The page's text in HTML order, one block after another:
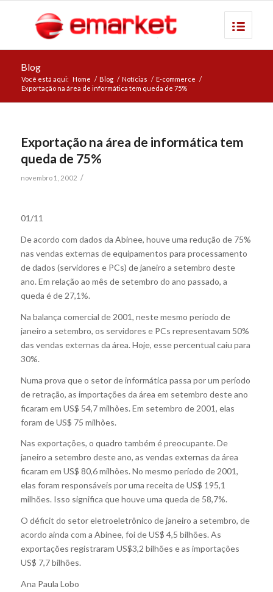
Blog
Você está aqui: Home / Blog / Notícias / E-commerce /
Exportação na área de informática tem queda de 75%
Exportação na área de informática tem
queda de 75%
novembro 1, 2002 /
01/11
De acordo com dados da Abinee, houve uma redução de 75%
nas vendas externas de equipamentos para processamento
de dados (servidores e PCs) de janeiro a setembro deste
ano. Em relação ao mês de setembro do ano passado, a
queda é de 27,1%.
Na balança comercial de 2001, neste mesmo período de
janeiro a setembro, os servidores e PCs representavam 50%
das vendas externas da área. Hoje, esse percentual caiu para
30%.
Numa prova que o setor de informática passa por um período
de retração, as importações da área em setembro deste ano
ficaram em US$ 54,7 milhões. Em setembro de 2001, elas
foram de US$ 75 milhões.
Nas exportações, o quadro também é preocupante. De
janeiro a setembro deste ano, as vendas externas da área
ficaram em US$ 80,6 milhões. No mesmo período de 2001,
elas foram responsáveis por uma receita de US$ 195,1
milhões. Isso significa que houve uma queda de 58,7%.
O déficit do setor eletroeletrônico de janeiro a setembro, de
acordo ainda com a Abinee, foi de US$ 4,5 bilhões. As
exportações registraram US$3,2 bilhões e as importações
US$ 7,7 bilhões.
Ana Paula Lobo